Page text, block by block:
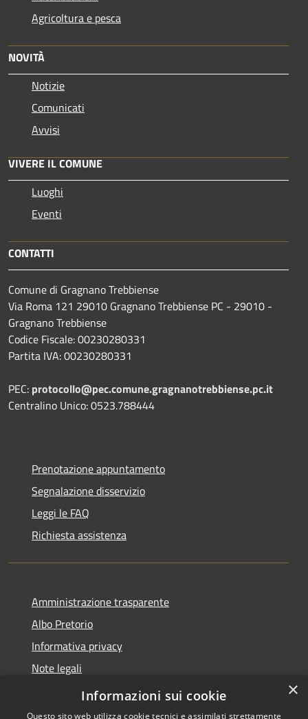
Agricoltura e pesca
NOVITÀ
Notizie
Comunicati
Avvisi
VIVERE IL COMUNE
Luoghi
Eventi
CONTATTI
Comune di Gragnano Trebbiense
Via Roma 121 29010 Gragnano Trebbiense PC - 29010 -
Gragnano Trebbiense
Codice Fiscale: 00230280331
Partita IVA: 00230280331
PEC: protocollo@pec.comune.gragnanotrebbiense.pc.it
Centralino Unico: 0523.788444
Prenotazione appuntamento
Segnalazione disservizio
Leggi le FAQ
Richiesta assistenza
Amministrazione trasparente
Albo Pretorio
Informativa privacy
Note legali
Dichiarazione di accessibilità
×
Informazioni sui cookie
Questo sito web utilizza cookie tecnici e assimilati strettamente